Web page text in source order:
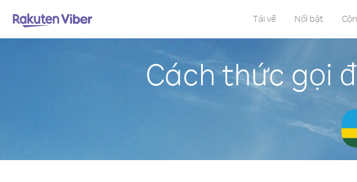
Tải về Nổi bật
Cách thức gọi